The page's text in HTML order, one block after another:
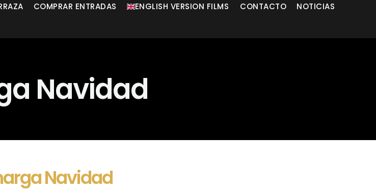
COMPRAR ENTRADAS ENGLISH VERSION FILMS CONTACTO NOTICIAS
Navidad
Navidad